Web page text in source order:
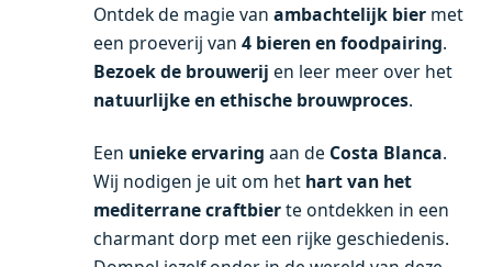
Ontdek de magie van ambachtelijk bier met
een proeverij van 4 bieren en foodpairing.
Bezoek de brouwerij en leer meer over het
natuurlijke en ethische brouwproces.
Een unieke ervaring aan de Costa Blanca.
Wij nodigen je uit om het hart van het
mediterrane craftbierte ontdekken in een
charmant dorp met een rijke geschiedenis.